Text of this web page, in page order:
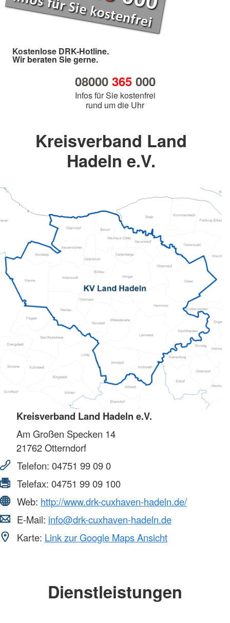
Kostenlose DRK-Hotline.
Wir beraten Sie gerne.
08000 365000
Infos für Sie kostenfrei
rund um die Uhr
Kreisverband Land
Hadeln e.V.
Kreisverband Land Hadeln e.V.
Am Großen Specken 14
21762Otterndorf
Telefon: 04751 99 09 0
Telefax: 04751 99 09 100
Web: http://www.drk-cuxhaven-hadeln.de/
E-Mail: info@drk-cuxhaven-hadeln.de
Karte: Link zur Google Maps Ansicht
Dienstleistungen